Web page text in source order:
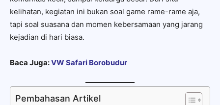
kelihatan, kegiatan ini bukan soal game rame-rame aja,
tapi soal suasana dan momen kebersamaan yang jarang
kejadian di hari biasa.
Baca Juga:VW Safari Borobudur
Pembahasan Artikel